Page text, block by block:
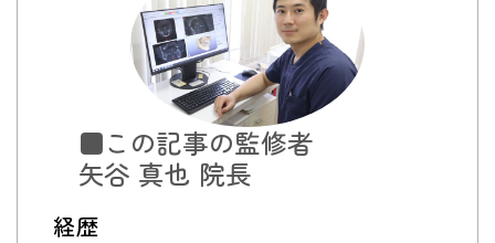
■この記事の監修者
矢谷 真也 院長
経歴